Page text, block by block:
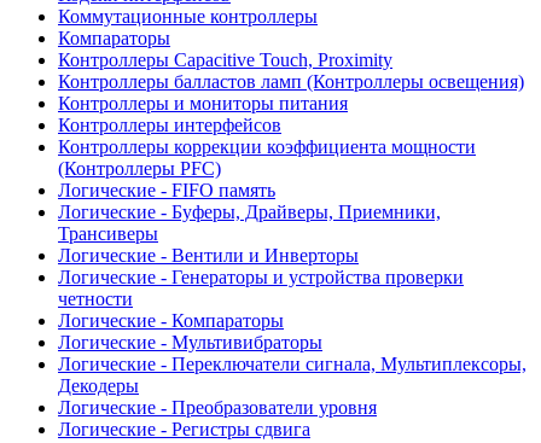
Коммутационные контроллеры
Компараторы
Контроллеры Capacitive Touch, Proximity
Контроллеры балластов ламп (Контроллеры освещения)
Контроллеры и мониторы питания
Контроллеры интерфейсов
Контроллеры коррекции коэффициента мощности
(Контроллеры PFC)
Логические - FIFO память
Логические - Буферы, Драйверы, Приемники,
Трансиверы
Логические - Вентили и Инверторы
Логические - Генераторы и устройства проверки
четности
Логические - Компараторы
Логические - Мультивибраторы
Логические - Переключатели сигнала, Мультиплексоры,
Декодеры
Логические - Преобразователи уровня
Логические - Регистры сдвига